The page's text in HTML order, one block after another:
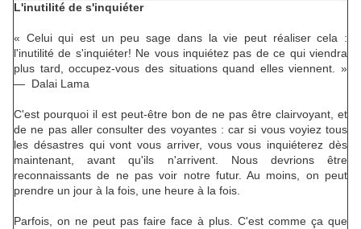
L'inutilité de s'inquiéter
« Celui qui est un peu sage dans la vie peut réaliser cela :
l'inutilité de s'inquiéter! Ne vous inquiétez pas de ce qui viendra
plus tard, occupez-vous des situations quand elles viennent. »
— Dalai Lama
C'est pourquoi il est peut-être bon de ne pas être clairvoyant, et
de ne pas aller consulter des voyantes : car si vous voyiez tous
les désastres qui vont vous arriver, vous vous inquiéterez dès
maintenant, avant qu'ils n'arrivent. Nous devrions être
reconnaissants de ne pas voir notre futur. Au moins, on peut
prendre un jour à la fois, une heure à la fois.
Parfois, on ne peut pas faire face à plus. C'est comme ça que